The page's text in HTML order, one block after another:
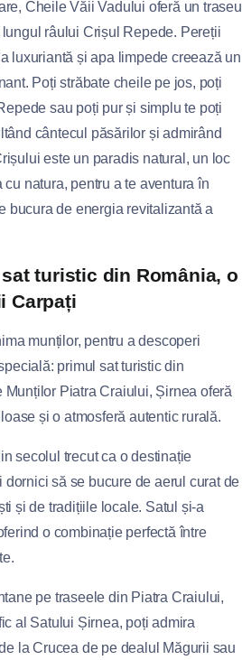
Cheile Văii Vadului oferă un traseu
râului Crișul Repede. Pereții
luxuriantă și apa limpede creează un
Poți străbate cheile pe jos, poți
sau poți pur și simplu te poți
cântecul păsărilor și admirând
este un paradis natural, un loc
natura, pentru a te aventura în
bucura de energia revitalizantă a
turistic din România, o
Carpați
munților, pentru a descoperi
primul sat turistic din
Piatra Craiului, Șirnea oferă
și o atmosferă autentic rurală.
secolul trecut ca o destinație
dornici să se bucure de aerul curat de
și de tradițiile locale. Satul și-a
o combinație perfectă între
pe traseele din Piatra Craiului,
al Satului Șirnea, poți admira
la Crucea de pe dealul Măgurii sau